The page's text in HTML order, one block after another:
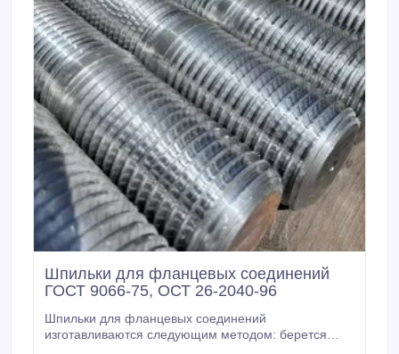
Шпильки для фланцевых соединений
ГОСТ 9066-75, ОСТ 26-2040-96
Шпильки для фланцевых соединений
изготавливаются следующим методом: берется